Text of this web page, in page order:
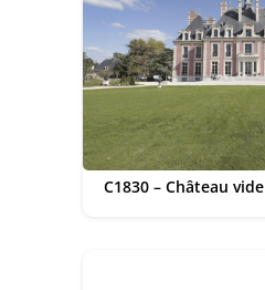
C1830 – Château vide